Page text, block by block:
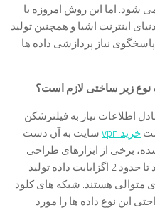
شود. اما این روش امروزه با
اینترنت اشیا و همچنین تولید
پاسخگوی نیاز پردازشی داده ها
نوع زیر ساختی لازم است؟
اطلاعات نیاز به فیلترشکن
خرید vpn
سایت به آن دست
برخی از ابزارهای طراحی
شده در دنیای اینترنت اشیا می توانند تا حدود 2 اگزابایت داده تولید
متوالی هستند. شبکه های کلود
این نوع داده ها را مورد